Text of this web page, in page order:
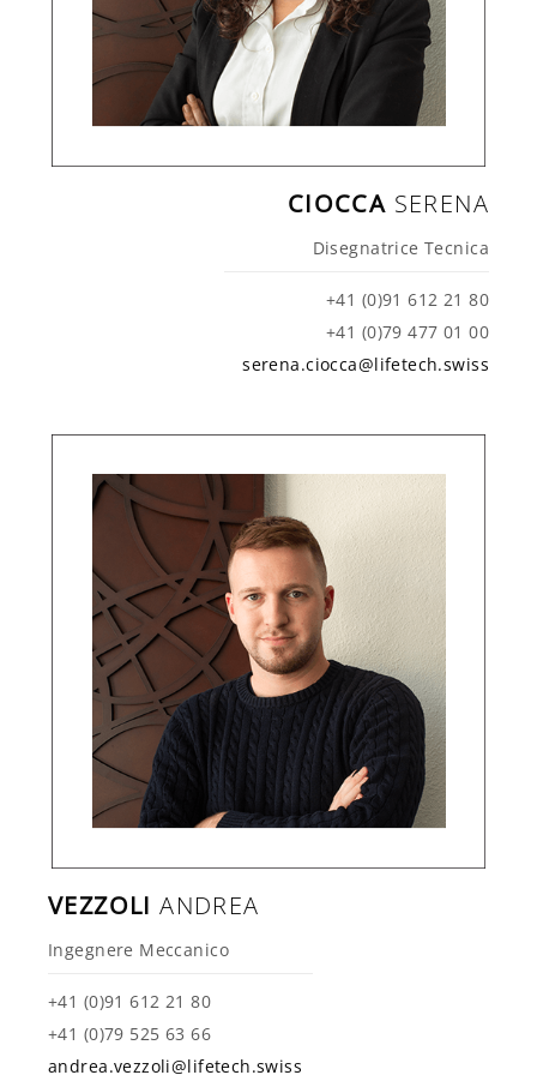
CIOCCA SERENA
Disegnatrice Tecnica
+41 (0)91 612 21 80
+41 (0)79 477 01 00
serena.ciocca@lifetech.swiss
VEZZOLI ANDREA
Ingegnere Meccanico
+41 (0)91 612 21 80
+41 (0)79 525 63 66
andrea.vezzoli@lifetech.swiss